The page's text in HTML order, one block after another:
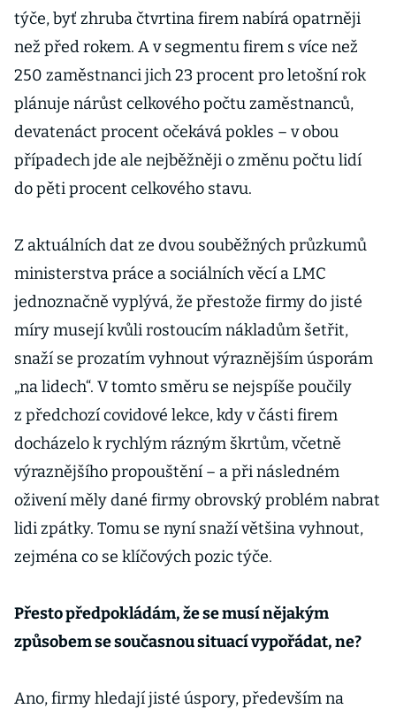
týče, byť zhruba čtvrtina firem nabírá opatrněji
než před rokem. A v segmentu firem s více než
250 zaměstnanci jich 23 procent pro letošní rok
plánuje nárůst celkového počtu zaměstnanců,
devatenáct procent očekává pokles – v obou
případech jde ale nejběžněji o změnu počtu lidí
do pěti procent celkového stavu.
Z aktuálních dat ze dvou souběžných průzkumů
ministerstva práce a sociálních věcí a LMC
jednoznačně vyplývá, že přestože firmy do jisté
míry musejí kvůli rostoucím nákladům šetřit,
snaží se prozatím vyhnout výraznějším úsporám
„na lidech“. V tomto směru se nejspíše poučily
z předchozí covidové lekce, kdy v části firem
docházelo k rychlým rázným škrtům, včetně
výraznějšího propouštění – a při následném
oživení měly dané firmy obrovský problém nabrat
lidi zpátky. Tomu se nyní snaží většina vyhnout,
zejména co se klíčových pozic týče.
Přesto předpokládám, že se musí nějakým
způsobem se současnou situací vypořádat, ne?
Ano, firmy hledají jisté úspory, především na